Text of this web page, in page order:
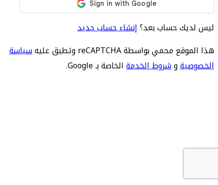
ليس لديك حساب بعد؟إنشاء حساب جديد
هذا الموقع محمي بواسطة reCAPTCHA وتطبق عليه
سياسة
الخصوصيةوشروط الخدمةالخاصة بـ Google.